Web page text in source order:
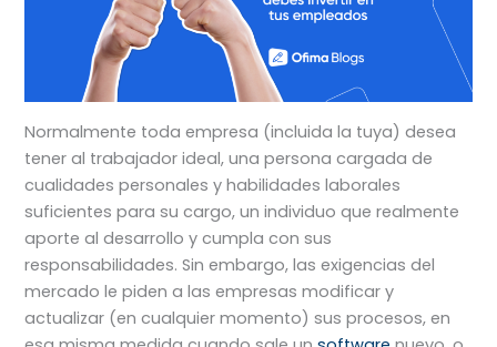
Normalmente toda empresa (incluida la tuya) desea
tener al trabajador ideal, una persona cargada de
cualidades personales y habilidades laborales
suficientes para su cargo, un individuo que realmente
aporte al desarrollo y cumpla con sus
responsabilidades. Sin embargo, las exigencias del
mercado le piden a las empresas modificar y
actualizar (en cualquier momento) sus procesos, en